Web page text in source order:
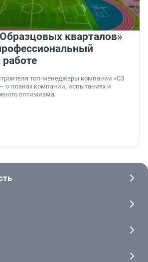
кварталов»
топ-менеджеры компании «СЗ
о планах компании, испытаниях и
оптимизма.